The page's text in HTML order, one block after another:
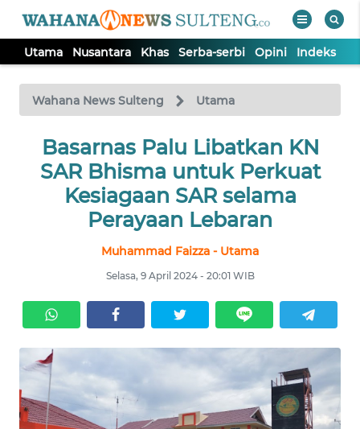
Utama Nusantara Khas Serba-serbi Opini Indeks
Wahana News Sulteng Utama
Basarnas Palu Libatkan KN
SAR Bhisma untuk Perkuat
Kesiagaan SAR selama
Perayaan Lebaran
Muhammad Faizza - Utama
Selasa, 9 April 2024 - 20:01 WIB
TV
Tutup
UTAMA
NUSANTARA
SERBI
Informasi
INDEKS